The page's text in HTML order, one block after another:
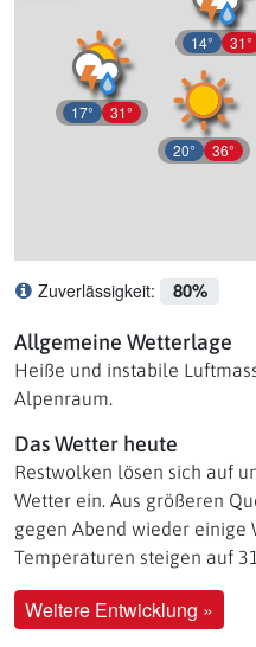
17° 31°
14° 31°
20° 36°
Zuverlässigkeit: 80%
Allgemeine Wetterlage
Heiße und instabile
Alpenraum.
Das Wetter heute
Restwolken lösen sich auf
Wetter ein. Aus größeren
gegen Abend wieder einige
Temperaturen steigen auf
Weitere Entwicklung »